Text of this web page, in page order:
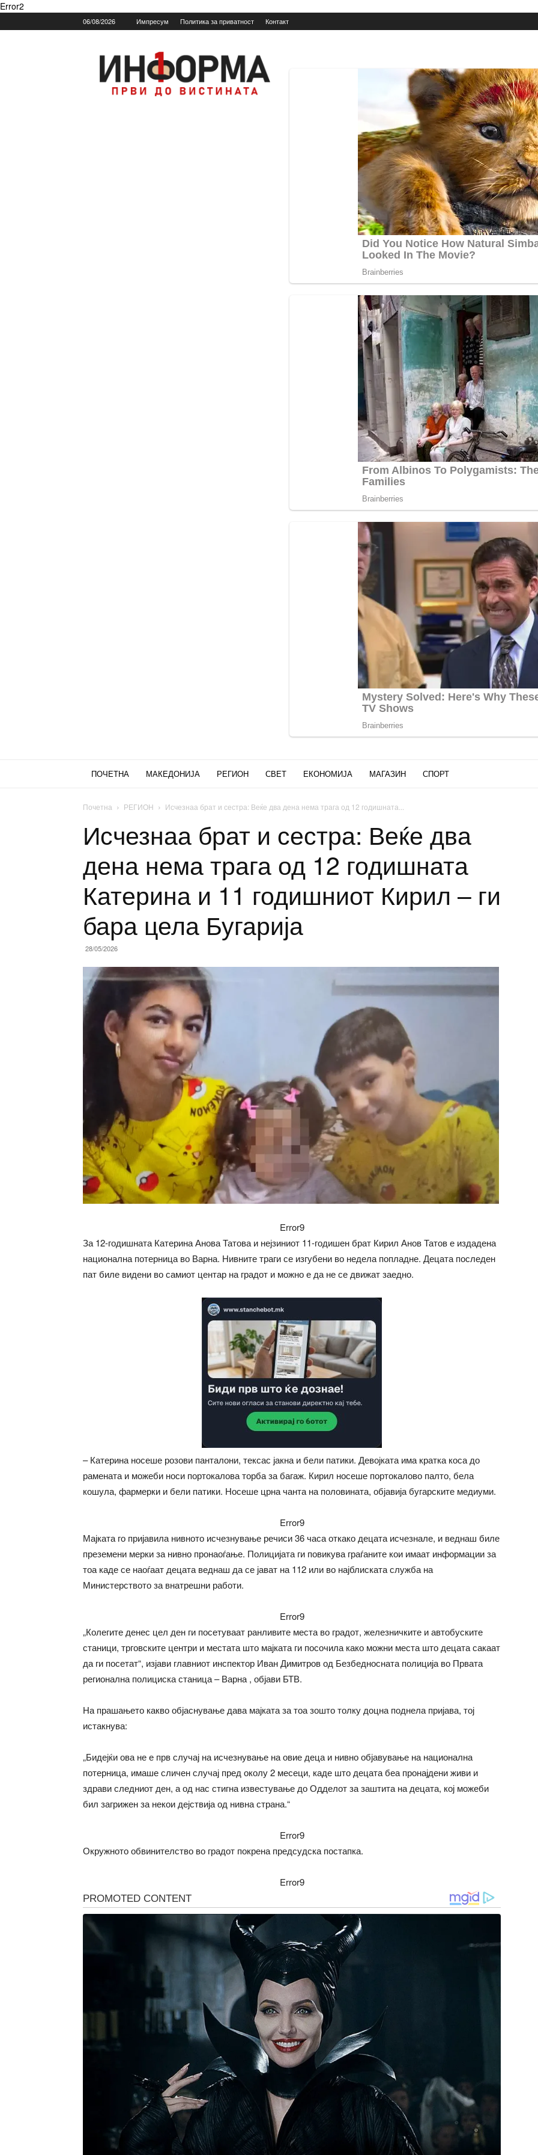
Error2
06/08/2026 Импресум Политика за приватност Контакт
Informa.mk
ПОЧЕТНА МАКЕДОНИЈА РЕГИОН СВЕТ ЕКОНОМИЈА МАГАЗИН СПОРТ
Почетна РЕГИОН Исчезнаа брат и сестра: Веќе два дена нема трага од 12 годишната...
Исчезнаа брат и сестра: Веќе два
дена нема трага од 12 годишната
Катерина и 11 годишниот Кирил – ги
бара цела Бугарија
28/05/2026
Error9
За 12-годишната Катерина Анова Татова и нејзиниот 11-годишен брат Кирил Анов Татов е издадена
национална потерница во Варна. Нивните траги се изгубени во недела попладне. Децата последен
пат биле видени во самиот центар на градот и можно е да не се движат заедно.
– Катерина носеше розови панталони, тексас јакна и бели патики. Девојката има кратка коса до
рамената и можеби носи портокалова торба за багаж. Кирил носеше портокалово палто, бела
кошула, фармерки и бели патики. Носеше црна чанта на половината, објавија бугарските медиуми.
Error9
Мајката го пријавила нивното исчезнување речиси 36 часа откако децата исчезнале, и веднаш биле
преземени мерки за нивно пронаоѓање. Полицијата ги повикува граѓаните кои имаат информации за
тоа каде се наоѓаат децата веднаш да се јават на 112 или во најблиската служба на
Министерството за внатрешни работи.
Error9
„Колегите денес цел ден ги посетуваат ранливите места во градот, железничките и автобуските
станици, трговските центри и местата што мајката ги посочила како можни места што децата сакаат
да ги посетат“, изјави главниот инспектор Иван Димитров од Безбедносната полиција во Првата
регионална полициска станица – Варна , објави БТВ.
На прашањето какво објаснување дава мајката за тоа зошто толку доцна поднела пријава, тој
истакнува:
„Бидејќи ова не е прв случај на исчезнување на овие деца и нивно објавување на национална
потерница, имаше сличен случај пред околу 2 месеци, каде што децата беа пронајдени живи и
здрави следниот ден, а од нас стигна известување до Одделот за заштита на децата, кој можеби
бил загрижен за некои дејствија од нивна страна.“
Error9
Окружното обвинителство во градот покрена предсудска постапка.
Error9